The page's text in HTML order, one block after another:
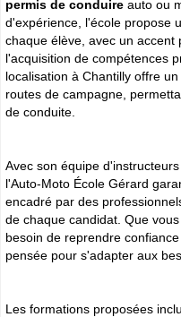
permis de conduire auto ou
d'expérience, l'école propose
chaque élève, avec un
l'acquisition de compétences
localisation à Chantilly offre
routes de campagne,
de conduite.
Avec son équipe
l'Auto-Moto École Gérard
encadré par des
de chaque candidat. Que
besoin de reprendre
pensée pour s'adapter aux
Les formations proposées